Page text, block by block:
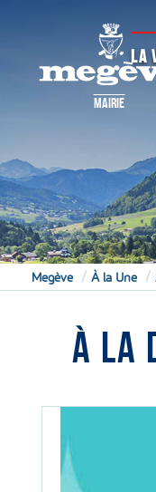
MAIRIE
LA
Megève À la Une
À LA